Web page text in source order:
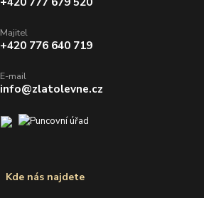
Kde nás najdete
Majitel
+420 776 640 719
E-mail
info@zlatolevne.cz